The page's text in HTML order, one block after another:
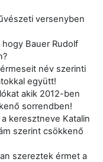
versenyben
Bauer Rudolf
név szerinti
együtt!
akik 2012-ben
sorrendben!
keresztneve Katalin
szerint csökkenő
szereztek érmet a